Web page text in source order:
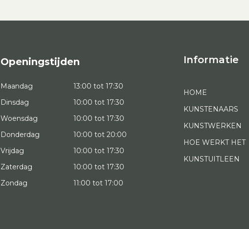
Openingstijden
Maandag
13:00 tot 17:30
Dinsdag
10:00 tot 17:30
Woensdag
10:00 tot 17:30
Donderdag
10:00 tot 20:00
Vrijdag
10:00 tot 17:30
Zaterdag
10:00 tot 17:30
Zondag
11:00 tot 17:00
Informatie
HOME
KUNSTENAARS
KUNSTWERKEN
HOE WERKT HET
KUNSTUITLEEN